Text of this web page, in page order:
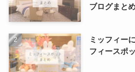
ブログまと
ミッフィー
フィースポ